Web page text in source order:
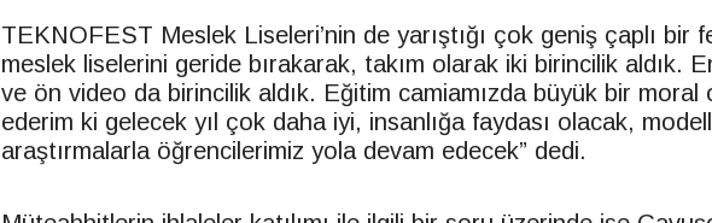
TEKNOFEST Meslek Liseleri’nin de yarıştığı çok geniş çaplı bir
meslek liselerini geride bırakarak, takım olarak iki birincilik aldık.
ve ön video da birincilik aldık. Eğitim camiamızda büyük bir moral
ederim ki gelecek yıl çok daha iyi, insanlığa faydası olacak,
araştırmalarla öğrencilerimiz yola devam edecek” dedi.